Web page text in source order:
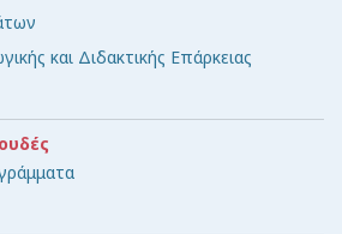
και Διδακτικής Επάρκειας